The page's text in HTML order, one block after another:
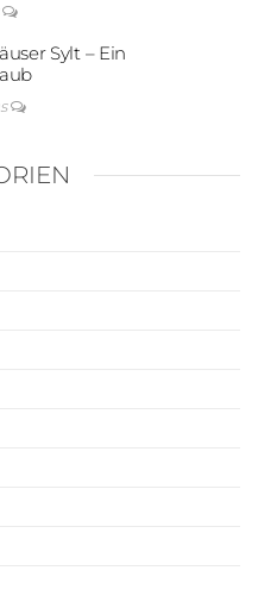
Sylt – Ein